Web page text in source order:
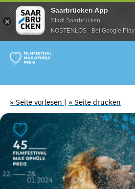
Saarbrücken App
Stadt Saarbrücken
KOSTENLOS - Bei Google Play
» Seite vorlesen | » Seite drucken